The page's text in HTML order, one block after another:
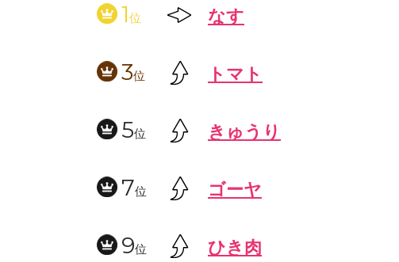
1位 なす
3位 トマト
5位 きゅうり
7位 ゴーヤ
9位 ひき肉